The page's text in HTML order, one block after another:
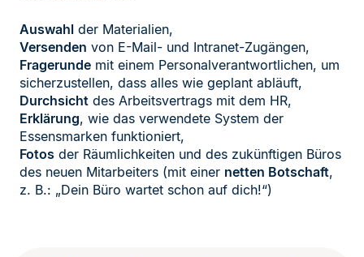
Auswahl der Materialien,
Versenden von E-Mail- und Intranet-Zugängen,
Fragerunde mit einem Personalverantwortlichen, um
sicherzustellen, dass alles wie geplant abläuft,
Durchsicht des Arbeitsvertrags mit dem HR,
Erklärung, wie das verwendete System der
Essensmarken funktioniert,
Fotos der Räumlichkeiten und des zukünftigen Büros
des neuen Mitarbeiters (mit einer netten Botschaft,
z. B.: „Dein Büro wartet schon auf dich!“)